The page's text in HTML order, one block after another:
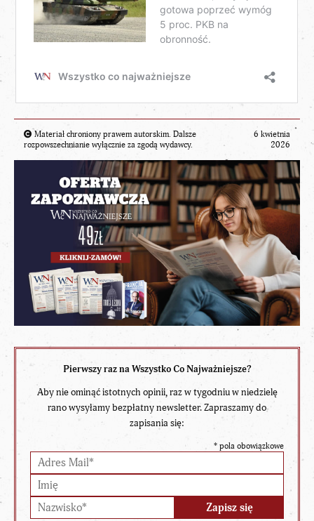
Materiał chroniony prawem autorskim. Dalsze
rozpowszechnianie wyłącznie za zgodą wydawcy.
6 kwietnia
2026
Pierwszy raz na Wszystko Co Najważniejsze?
Aby nie ominąć istotnych opinii, raz w tygodniu w niedzielę
rano wysyłamy bezpłatny newsletter. Zapraszamy do
zapisania się:
* pola obowiązkowe